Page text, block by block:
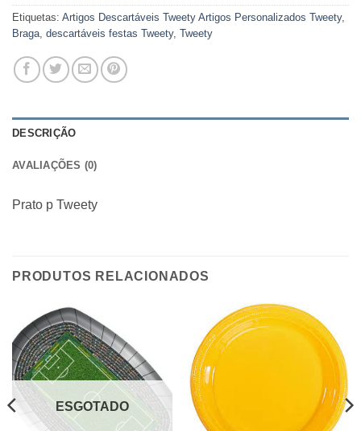
Etiquetas: Artigos Descartáveis Tweety Artigos Personalizados Tweety,
Braga, descartáveis festas Tweety, Tweety
DESCRIÇÃO
AVALIAÇÕES (0)
Prato p Tweety
PRODUTOS RELACIONADOS
ESGOTADO